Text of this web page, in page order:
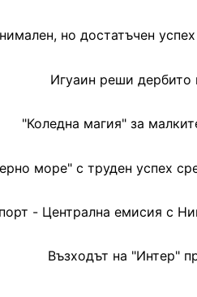
но достатъчен
Игуаин реши
"Коледна магия" за
море" с труден успех
- Централна емисия с
Възходът на "Интер"